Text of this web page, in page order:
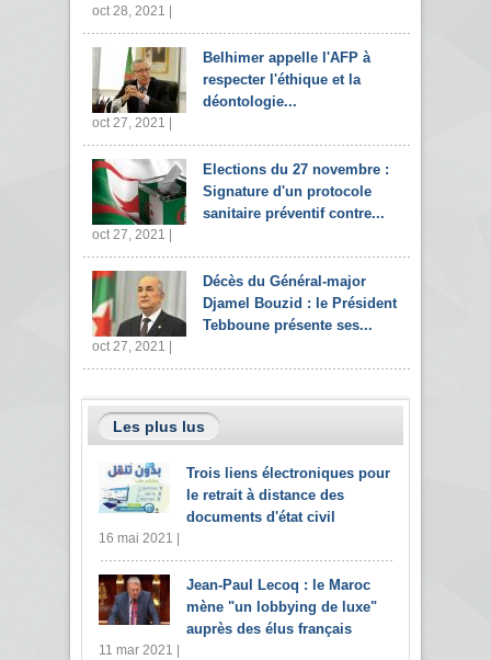
oct 28, 2021 |
Belhimer appelle l'AFP à
respecter l'éthique et la
déontologie...
oct 27, 2021 |
Elections du 27 novembre :
Signature d'un protocole
sanitaire préventif contre...
oct 27, 2021 |
Décès du Général-major
Djamel Bouzid : le Président
Tebboune présente ses...
oct 27, 2021 |
Les plus lus
Trois liens électroniques pour
le retrait à distance des
documents d'état civil
16 mai 2021 |
Jean-Paul Lecoq : le Maroc
mène "un lobbying de luxe"
auprès des élus français
11 mar 2021 |